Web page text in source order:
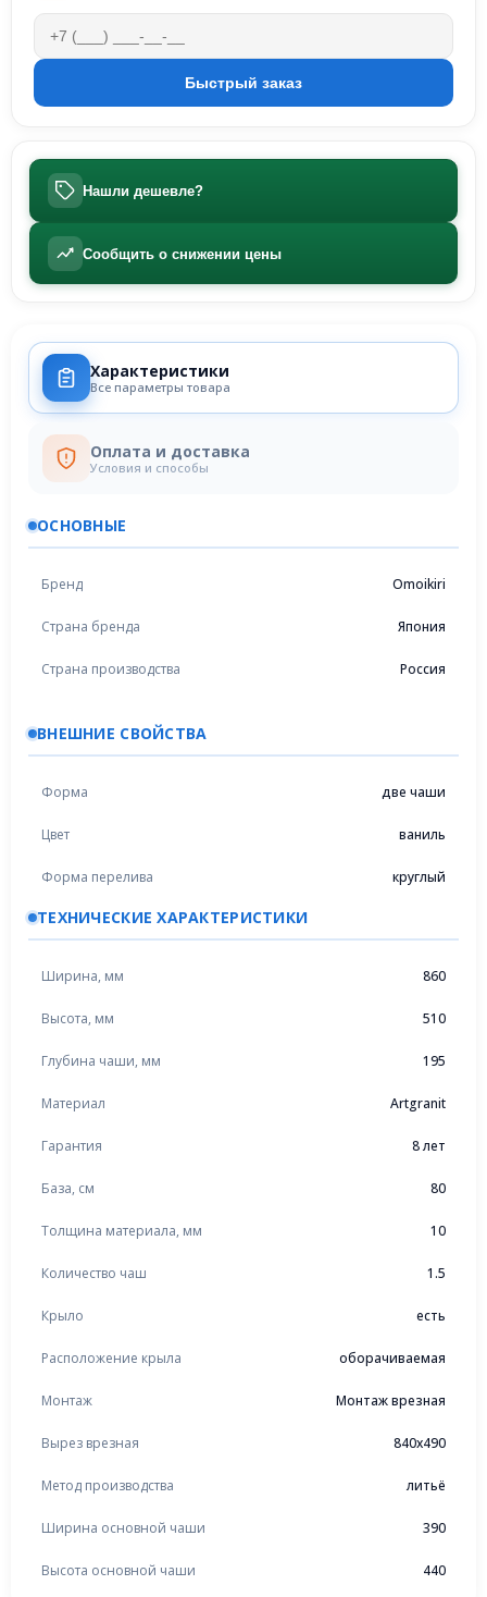
Нашли дешевле?
Сообщить о снижении цены
Характеристики
Все параметры товара
Оплата и доставка
Условия и способы
ОСНОВНЫЕ
Бренд Omoikiri
Страна бренда Япония
Страна производства Россия
ВНЕШНИЕ СВОЙСТВА
Форма две чаши
Цвет ваниль
Форма перелива круглый
ТЕХНИЧЕСКИЕ ХАРАКТЕРИСТИКИ
Ширина, мм 860
Высота, мм 510
Глубина чаши, мм 195
Материал Artgranit
Гарантия 8 лет
База, см 80
Толщина материала, мм 10
Количество чаш 1.5
Крыло есть
Расположение крыла оборачиваемая
Монтаж Монтаж врезная
Вырез врезная 840x490
Метод производства литьё
Ширина основной чаши 390
Высота основной чаши 440